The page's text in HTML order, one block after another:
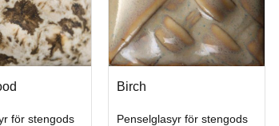
för stengods
Birch
Penselglasyr för stengods